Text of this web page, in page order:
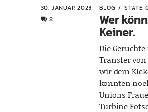
30. JANUAR 2023
8
BLOG STATE
Wer
Keiner.
Die
Transfer von
wir dem
könnten
Unions
Turbine